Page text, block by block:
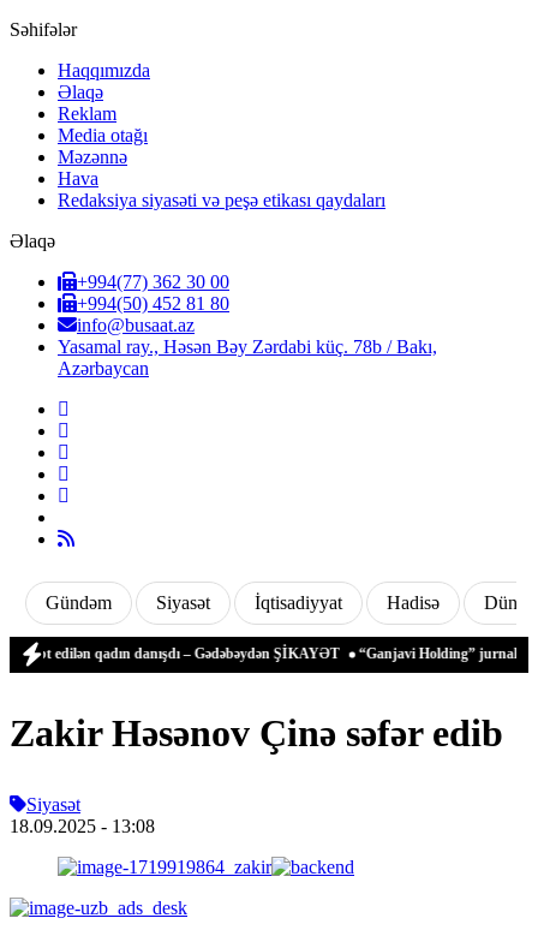
Səhifələr
Haqqımızda
Əlaqə
Reklam
Media otağı
Məzənnə
Hava
Redaksiya siyasəti və peşə etikası qaydaları
Əlaqə
+994(77) 362 30 00
+994(50) 452 81 80
info@busaat.az
Yasamal ray., Həsən Bəy Zərdabi küç. 78b / Bakı,
Azərbaycan
Gündəm Siyasət İqtisadiyyat Hadisə Dünya
edilən qadın danışdı – Gədəbəydən ŞİKAYƏT “Ganjavi Holding” jurnalistləri
Zakir Həsənov Çinə səfər edib
Siyasət
18.09.2025 - 13:08